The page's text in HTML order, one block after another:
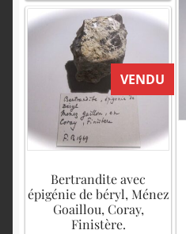
VENDU
Bertrandite avec
épigénie de béryl, Ménez
Goaillou, Coray,
Finistère.